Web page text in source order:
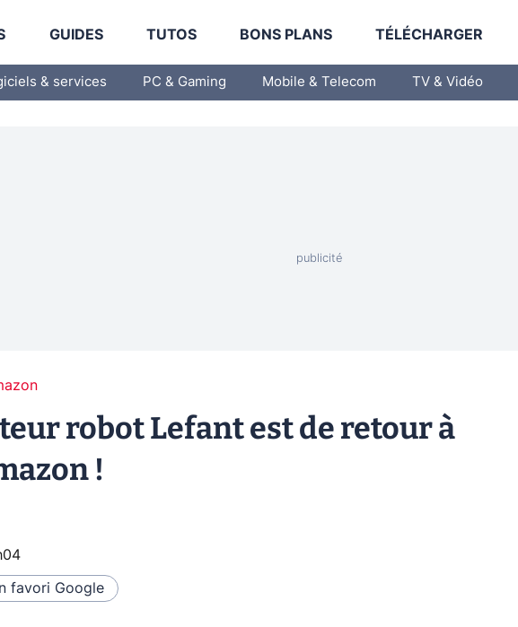
GUIDES TUTOS BONS PLANS TÉLÉCHARGER
& services PC & Gaming Mobile & Telecom TV & Vidéo
robot Lefant est de retour à
!
favori Google